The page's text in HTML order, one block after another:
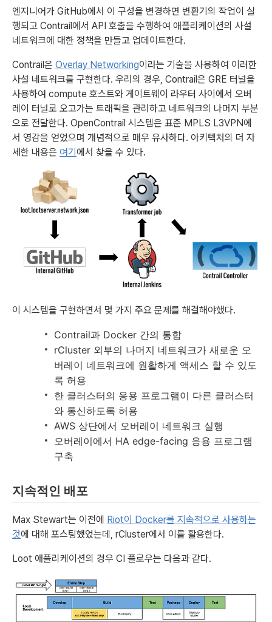
엔지니어가 GitHub에서 이 구성을 변경하면 변환기의 작업이 실
행되고 Contrail에서 API 호출을 수행하여 애플리케이션의 사설
네트워크에 대한 정책을 만들고 업데이트한다.
Contrail은 Overlay Networking이라는 기술을 사용하여 이러한
사설 네트워크를 구현한다. 우리의 경우, Contrail은 GRE 터널을
사용하여 compute 호스트와 게이트웨이 라우터 사이에서 오버
레이 터널로 오고가는 트래픽을 관리하고 네트워크의 나머지 부분
으로 전달한다. OpenContrail 시스템은 표준 MPLS L3VPN에
서 영감을 얻었으며 개념적으로 매우 유사하다. 아키텍처의 더 자
세한 내용은 여기 에서 찾을 수 있다.
이 시스템을 구현하면서 몇 가지 주요 문제를 해결해야했다.
Contrail과 Docker 간의 통합
rCluster 외부의 나머지 네트워크가 새로운 오
버레이 네트워크에 원활하게 액세스 할 수 있도
록 허용
한 클러스터의 응용 프로그램이 다른 클러스터
와 통신하도록 허용
AWS 상단에서 오버레이 네트워크 실행
오버레이에서 HA edge-facing 응용 프로그램
구축
지속적인 배포
Max Stewart는 이전에
Riot이 Docker를 지속적으로 사용하는
것에 대해 포스팅했었는데, rCluster에서 이를 활용한다.
Loot 애플리케이션의 경우 CI 플로우는 다음과 같다.